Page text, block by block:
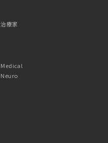
治療家
Medical
Neuro